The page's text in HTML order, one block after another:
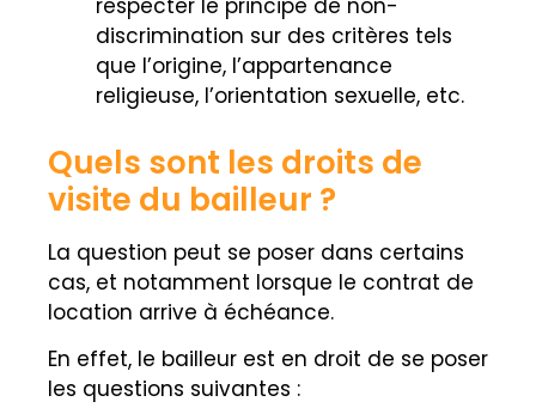
discrimination sur des critères tels
que l’origine, l’appartenance
religieuse, l’orientation sexuelle, etc.
Quels sont les droits de
visite du bailleur ?
La question peut se poser dans certains
cas, et notamment lorsque le contrat de
location arrive à échéance.
En effet, le bailleur est en droit de se poser
les questions suivantes :